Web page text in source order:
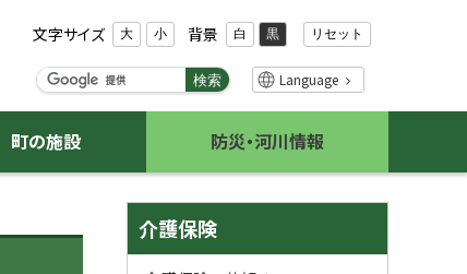
文字サイズ 大 小 背景 白 黒 リセット
検
ー
ワ
検索 Language
町の施設 防災・河川情報
サ
介護保険